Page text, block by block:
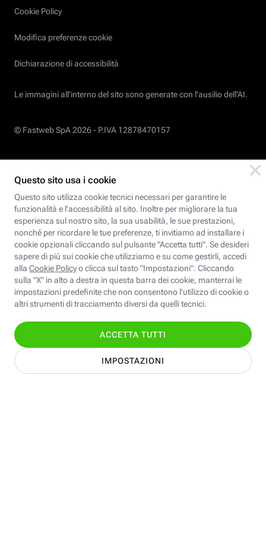
Cookie Policy
Modifica preferenze cookie
Dichiarazione di accessibilità
Le immagini all’interno del sito sono generate con l'ausilio dell'AI.
© Fastweb SpA 2026 - P.IVA 12878470157